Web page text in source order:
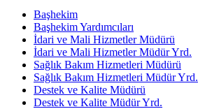
Başhekim
Başhekim Yardımcıları
İdari ve Mali Hizmetler Müdürü
İdari ve Mali Hizmetler Müdür Yrd.
Sağlık Bakım Hizmetleri Müdürü
Sağlık Bakım Hizmetleri Müdür Yrd.
Destek ve Kalite Müdürü
Destek ve Kalite Müdür Yrd.